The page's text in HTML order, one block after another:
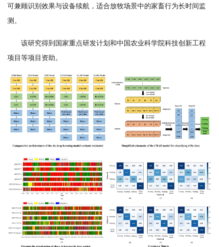
化
才
队
伍
际
究
生
可兼顾识别效果与设备续航，适合放牧场景中的家畜行为长时间监
测。
该研究得到国家重点研发计划和中国农业科学院科技创新工程
项目等项目资助。